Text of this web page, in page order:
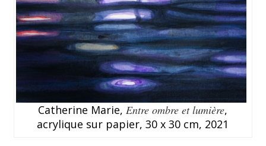
Catherine Marie,Entre ombre et lumière,
acrylique sur papier, 30 x 30 cm, 2021